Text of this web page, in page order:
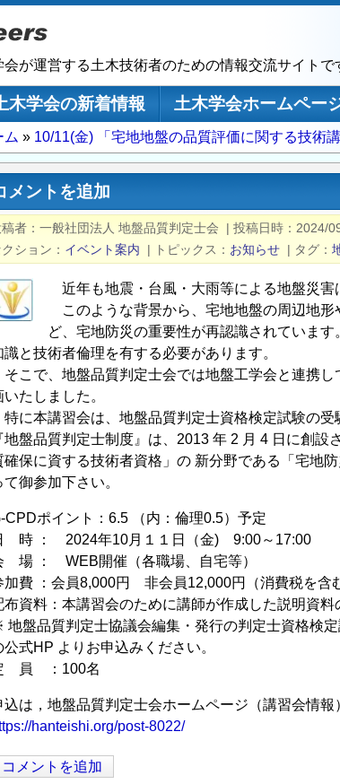
が運営する土木技術者のための情報交流サイトで
木学会の新着情報
土木学会ホームペー
ム 10/11(金) 「宅地地盤の品質評価に関する技術
メントを追加
者 一般社団法人 地盤品質判定士会 | 投稿日時
2024/
クション
イベント案内 | トピックス お知らせ | タグ
近年も地震・台風・大雨等による地盤災害
このような背景から、宅地地盤の周辺地形
ど、宅地防災の重要性が再認識されていま
識と技術者倫理を有する必要があります。
こで、地盤品質判定士会では地盤工学会と連携
いたしました。
に本講習会は、地盤品質判定士資格検定試験の受
地盤品質判定士制度』は、2013 年 2 月 4 日に創
確保に資する技術者資格」の 新分野である「宅地
て御参加下さい。
CPDポイント：6.5 （内：倫理0.5）予定
時 ： 2024年10月１１日（金) 9:00～17:00
場 ： WEB開催（各職場、自宅等）
加費 ：会員8,000円 非会員12,000円（消費税を含
布資料：本講習会のために講師が作成した説明資料
地盤品質判定士協議会編集・発行の判定士資格検
公式HP よりお申込みください。
員 ：100名
込は，地盤品質判定士会ホームページ（講習会情報
hanteishi.org/post-8022/
コメントを追加